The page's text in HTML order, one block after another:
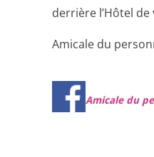
derrière l’Hôtel de
Amicale du
Amicale du